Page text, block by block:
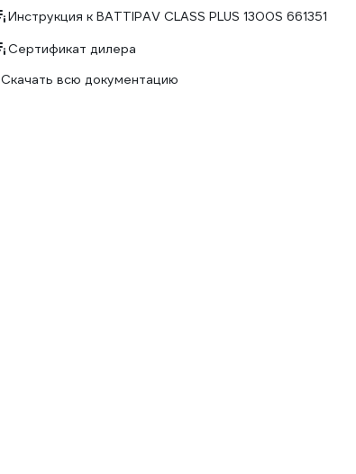
Инструкция к BATTIPAV CLASS PLUS 1300S 661351
Сертификат дилера
Скачать всю документацию